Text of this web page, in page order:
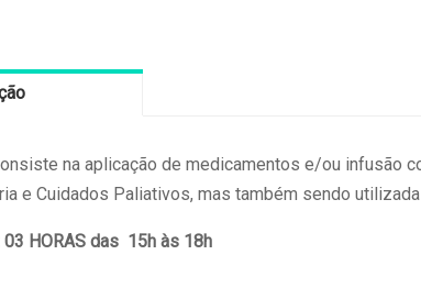
na aplicação de medicamentos e/ou infusão
e Cuidados Paliativos, mas também sendo
03 HORAS das 15h às 18h